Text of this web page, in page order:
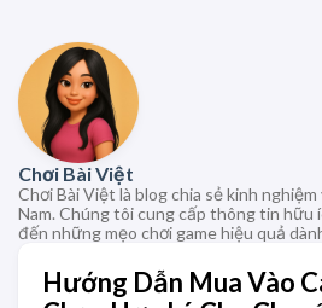
Chơi Bài Việt
Chơi Bài Việt là blog chia sẻ kinh
Nam. Chúng tôi cung cấp thông tin hữu
đến những mẹo chơi game hiệu quả
Hướng Dẫn Mua Vào